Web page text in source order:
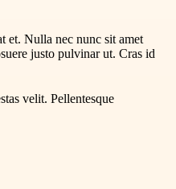
et. Nulla nec nunc sit amet
justo pulvinar ut. Cras id
velit. Pellentesque